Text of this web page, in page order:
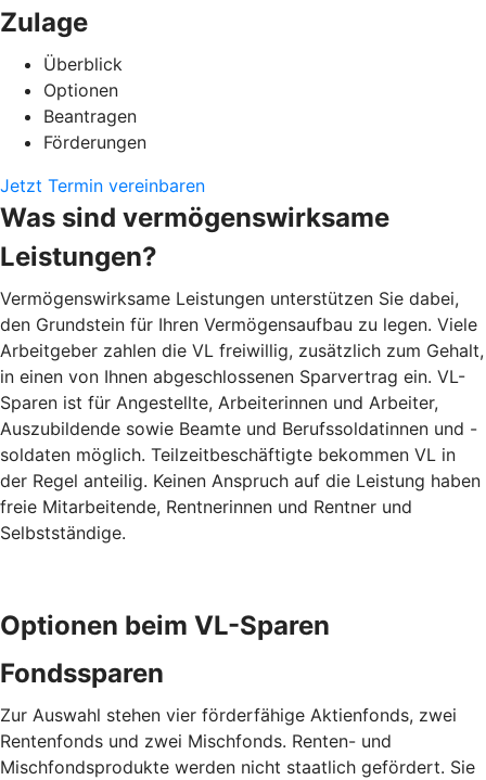
Zulage
Überblick
Optionen
Beantragen
Förderungen
Jetzt Termin vereinbaren
Was sind vermögenswirksame
Leistungen?
Vermögenswirksame Leistungen unterstützen Sie dabei,
den Grundstein für Ihren Vermögensaufbau zu legen. Viele
Arbeitgeber zahlen die VL freiwillig, zusätzlich zum Gehalt,
in einen von Ihnen abgeschlossenen Sparvertrag ein. VL-
Sparen ist für Angestellte, Arbeiterinnen und Arbeiter,
Auszubildende sowie Beamte und Berufssoldatinnen und -
soldaten möglich. Teilzeitbeschäftigte bekommen VL in
der Regel anteilig. Keinen Anspruch auf die Leistung haben
freie Mitarbeitende, Rentnerinnen und Rentner und
Selbstständige.
Optionen beim VL-Sparen
Fondssparen
Zur Auswahl stehen vier förderfähige Aktienfonds, zwei
Rentenfonds und zwei Mischfonds. Renten- und
Mischfondsprodukte werden nicht staatlich gefördert. Sie